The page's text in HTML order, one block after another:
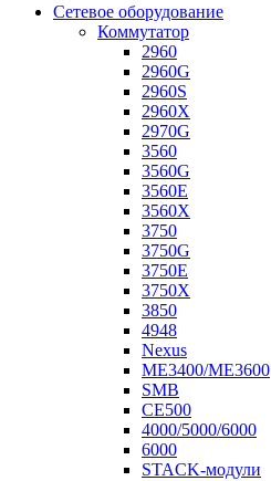
Сетевое оборудование
Коммутатор
2960
2960G
2960S
2960X
2970G
3560
3560G
3560E
3560X
3750
3750G
3750E
3750X
3850
4948
Nexus
ME3400/ME3600
SMB
CE500
4000/5000/6000
6000
STACK-модули